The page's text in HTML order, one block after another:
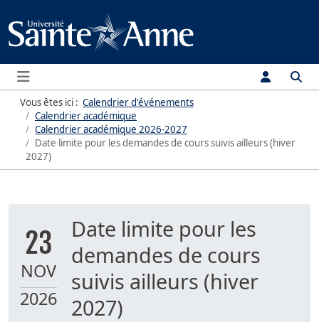
Menu
Vous êtes ici : Calendrier d'événements
Calendrier académique
Calendrier académique 2026-2027
Date limite pour les demandes de cours suivis ailleurs (hiver
2027)
23
NOV
2026
Date limite pour les
demandes de cours
suivis ailleurs (hiver
2027)